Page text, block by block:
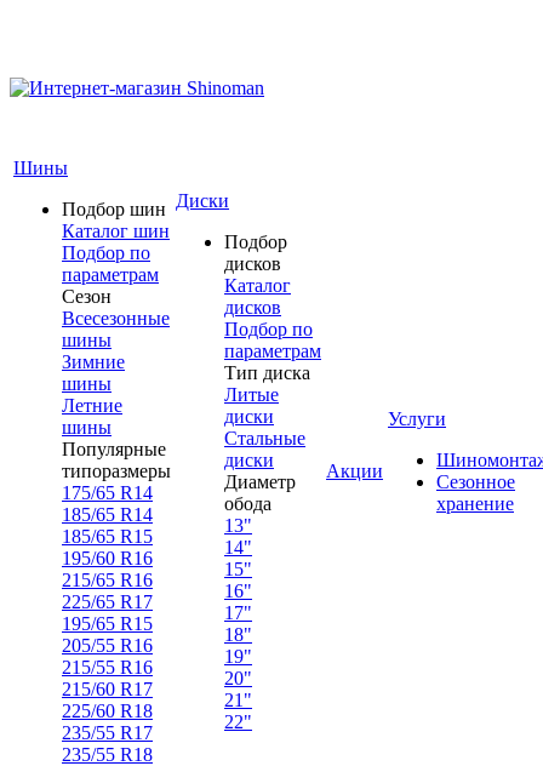
Шины
Подбор шин
Каталог шин
Подбор по
параметрам
Сезон
Всесезонные
шины
Зимние
шины
Летние
шины
Популярные
типоразмеры
175/65 R14
185/65 R14
185/65 R15
195/60 R16
215/65 R16
225/65 R17
195/65 R15
205/55 R16
215/55 R16
215/60 R17
225/60 R18
235/55 R17
235/55 R18
Диски
Подбор
дисков
Каталог
дисков
Подбор по
параметрам
Тип диска
Литые
диски
Стальные
диски
Диаметр
обода
13"
14"
15"
16"
17"
18"
19"
20"
21"
22"
Акции
Услуги
Сезонное
хранение